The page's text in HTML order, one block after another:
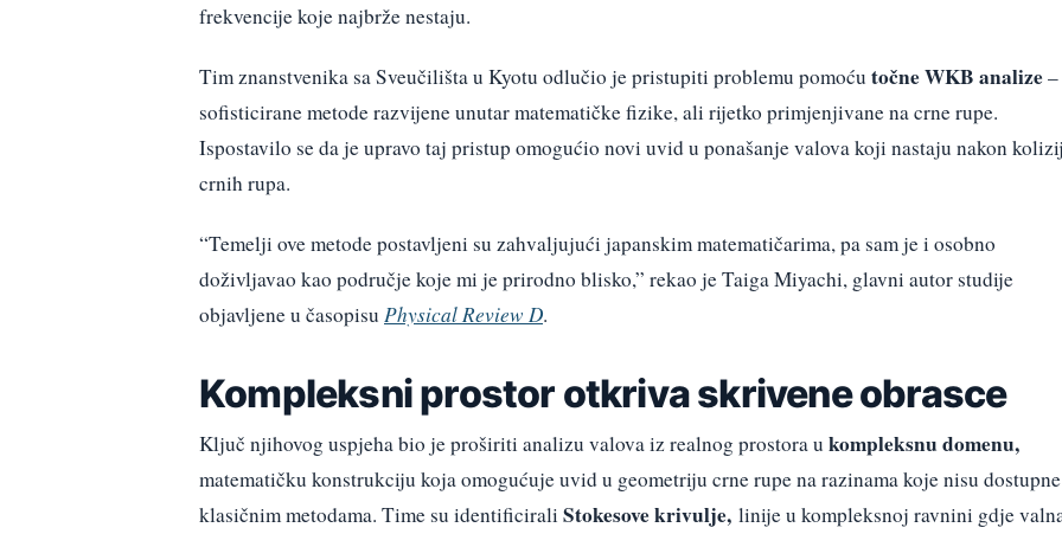
frekvencije koje najbrže nestaju.
Tim znanstvenika sa Sveučilišta u Kyotu odlučio je pristupiti problemu pomoću točne WKB analize–
sofisticirane metode razvijene unutar matematičke fizike, ali rijetko primjenjivane na crne rupe.
Ispostavilo se da je upravo taj pristup omogućio novi uvid u ponašanje valova koji nastaju nakon
crnih rupa.
“Temelji ove metode postavljeni su zahvaljujući japanskim matematičarima, pa sam je i osobno
doživljavao kao područje koje mi je prirodno blisko,” rekao je Taiga Miyachi, glavni autor studije
objavljene u časopisu Physical Review D.
Kompleksni prostor otkriva skrivene obrasce
Ključ njihovog uspjeha bio je proširiti analizu valova iz realnog prostora u kompleksnu domenu,
matematičku konstrukciju koja omogućuje uvid u geometriju crne rupe na razinama koje nisu dostupne
klasičnim metodama. Time su identificirali Stokesove krivulje, linije u kompleksnoj ravnini gdje